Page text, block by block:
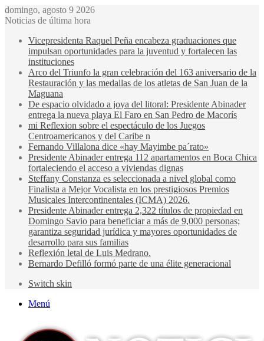
domingo, agosto 9 2026
Noticias de última hora
Vicepresidenta Raquel Peña encabeza graduaciones que
impulsan oportunidades para la juventud y fortalecen las
instituciones
Arco del Triunfo la gran celebración del 163 aniversario de la
Restauración y las medallas de los atletas de San Juan de la
Maguana
De espacio olvidado a joya del litoral: Presidente Abinader
entrega la nueva playa El Faro en San Pedro de Macorís
mi Reflexion sobre el espectáculo de los Juegos
Centroamericanos y del Caribe n
Fernando Villalona dice «hay Mayimbe pa´rato»
Presidente Abinader entrega 112 apartamentos en Boca Chica
fortaleciendo el acceso a viviendas dignas
Steffany Constanza es seleccionada a nivel global como
Finalista a Mejor Vocalista en los prestigiosos Premios
Musicales Intercontinentales (ICMA) 2026.
Presidente Abinader entrega 2,322 títulos de propiedad en
Domingo Savio para beneficiar a más de 9,000 personas;
garantiza seguridad jurídica y mayores oportunidades de
desarrollo para sus familias
Reflexión letal de Luis Medrano.
Bernardo Defilló formó parte de una élite generacional
Switch skin
Menú